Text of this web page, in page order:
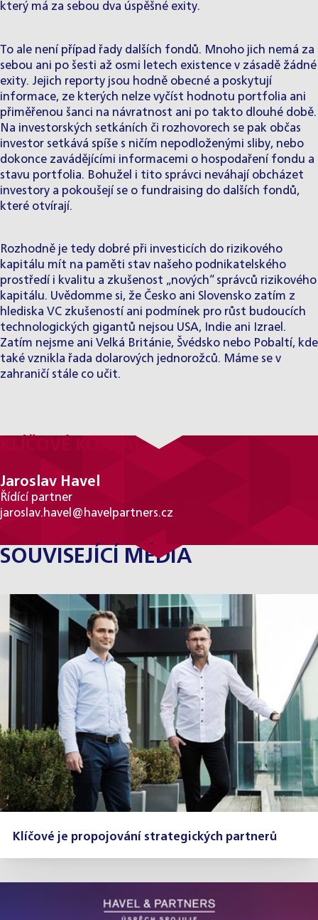
který má za sebou dva úspěšné exity.
To ale není případ řady dalších fondů. Mnoho jich nemá za
sebou ani po šesti až osmi letech existence v zásadě žádné
exity. Jejich reporty jsou hodně obecné a poskytují
informace, ze kterých nelze vyčíst hodnotu portfolia ani
přiměřenou šanci na návratnost ani po takto dlouhé době.
Na investorských setkáních či rozhovorech se pak občas
investor setkává spíše s ničím nepodloženými sliby, nebo
dokonce zavádějícími informacemi o hospodaření fondu a
stavu portfolia. Bohužel i tito správci neváhají obcházet
investory a pokoušejí se o fundraising do dalších fondů,
které otvírají.
Rozhodně je tedy dobré při investicích do rizikového
kapitálu mít na paměti stav našeho podnikatelského
prostředí i kvalitu a zkušenost „nových“ správců rizikového
kapitálu. Uvědomme si, že Česko ani Slovensko zatím z
hlediska VC zkušeností ani podmínek pro růst budoucích
technologických gigantů nejsou USA, Indie ani Izrael.
Zatím nejsme ani Velká Británie, Švédsko nebo Pobaltí, kde
také vznikla řada dolarových jednorožců. Máme se v
zahraničí stále co učit.
KLÍČOVÉ KONTAKTY
Jaroslav Havel
Řídící partner
jaroslav.havel@havelpartners.cz
SOUVISEJÍCÍ MÉDIA
Klíčové je propojování strategických partnerů